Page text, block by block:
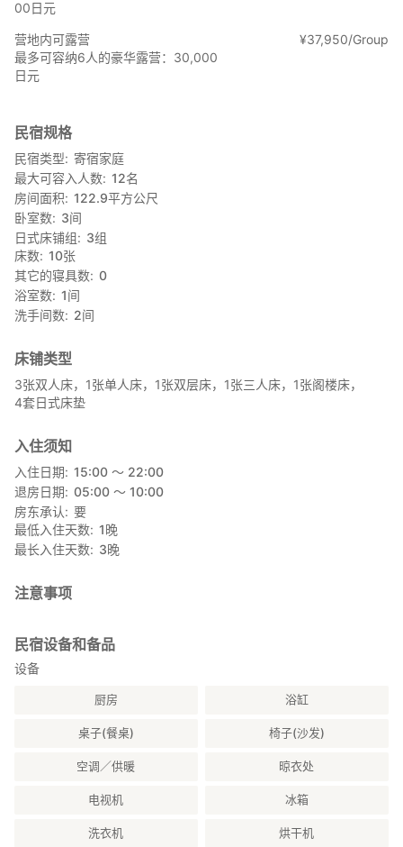
请从选项菜单中选择以下选项。
室内禁止事项：深夜大声喧哗、相扑踩踏、裸奔、组手等。
我的主页：
00日元
营地内可露营
最多可容纳6人的豪华露营：30,000
日元
¥37,950/Group
民宿规格
民宿类型
寄宿家庭
最大可容入人数 12名
房间面积
122.9平方公尺
卧室数
3间
日式床铺组
3组
床数 10张
其它的寝具数 0
浴室数 1间
洗手间数
2间
床铺类型
3张双人床，1张单人床，1张双层床，1张三人床，1张阁楼床，
4套日式床垫
入住须知
入住日期
15:00 〜 22:00
退房日期
05:00 〜 10:00
房东承认
要
最低入住天数 1晚
最长入住天数
3晚
注意事项
民宿设备和备品
设备
厨房 浴缸
桌子(餐桌) 椅子(沙发)
空调／供暖 晾衣处
电视机 冰箱
洗衣机 烘干机